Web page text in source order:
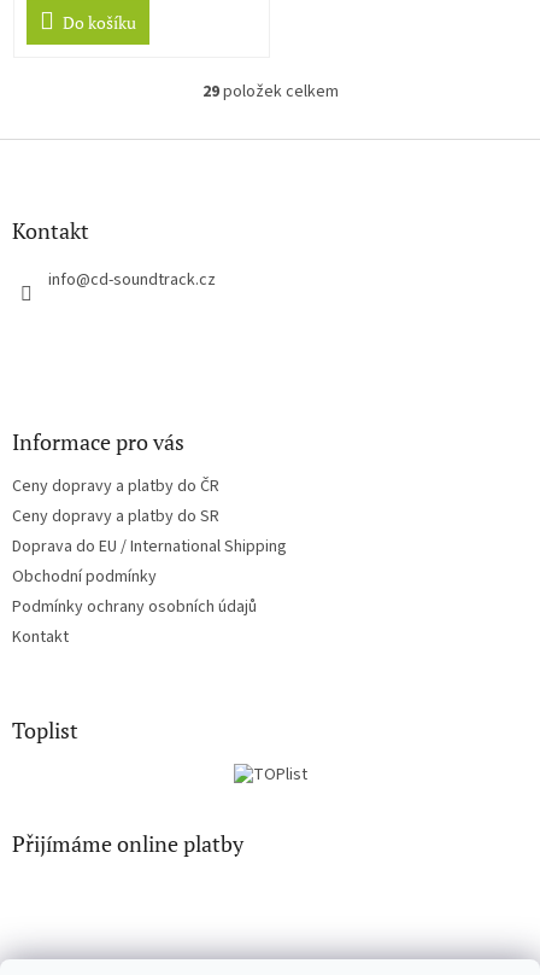
Do košíku
O
l
29položek celkem
Z
Kontakt
info@cd-soundtrack.cz
Informace pro vás
Ceny dopravy a platby do ČR
Ceny dopravy a platby do SR
Doprava do EU / International Shipping
Obchodní podmínky
Podmínky ochrany osobních údajů
Kontakt
Toplist
Přijímáme online platby